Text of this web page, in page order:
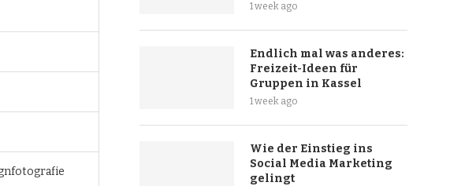
1 week ago
Endlich mal was anderes:
Freizeit-Ideen für
Gruppen in Kassel
1 week ago
Wie der Einstieg ins
Social Media Marketing
gelingt